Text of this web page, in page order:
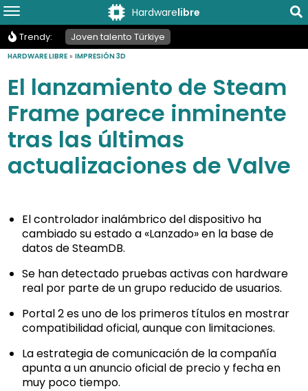
Hardwarelibre
Trendy: Joven talento Türkiye
HARDWARE LIBRE »IMPRESIÓN 3D
El lanzamiento de Steam
Frame parece inminente
tras las últimas
actualizaciones de Valve
El controlador inalámbrico del dispositivo ha
cambiado su estado a «Lanzado» en la base de
datos de SteamDB.
Se han detectado pruebas activas con hardware
real por parte de un grupo reducido de usuarios.
Portal 2 es uno de los primeros títulos en mostrar
compatibilidad oficial, aunque con limitaciones.
La estrategia de comunicación de la compañía
apunta a un anuncio oficial de precio y fecha en
muy poco tiempo.